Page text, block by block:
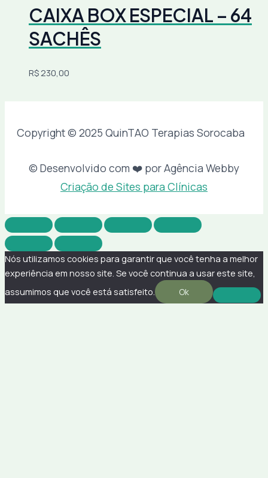
CAIXA BOX ESPECIAL – 64
SACHÊS
R$ 230,00
Copyright © 2025 QuinTAO Terapias Sorocaba
© Desenvolvido com ❤️ por Agência Webby
Criação de Sites para Clínicas
Nós utilizamos cookies para garantir que você tenha a melhor
experiência em nosso site. Se você continua a usar este site,
assumimos que você está satisfeito.
Ok